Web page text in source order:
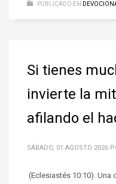
PUBLICADO EN
Si tienes
invierte la
afilando el
SÁBADO, 01 AGOSTO 2026
(Eclesiastés 10:10). Una